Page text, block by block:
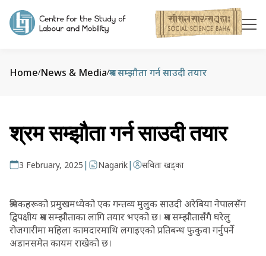
Home/News & Media/श्रम सम्झौता गर्न साउदी तयार
श्रम सम्झौता गर्न साउदी तयार
3 February, 2025 | Nagarik| सविता खड्का
श्रमिकहरूको प्रमुखमध्येको एक गन्तव्य मुलुक साउदी अरेबिया नेपालसँग
द्विपक्षीय श्रम सम्झौताका लागि तयार भएको छ। श्रम सम्झौतासँगै घरेलु
रोजगारीमा महिला कामदारमाथि लगाइएको प्रतिबन्ध फुकुवा गर्नुपर्ने
अडानसमेत कायम राखेको छ।